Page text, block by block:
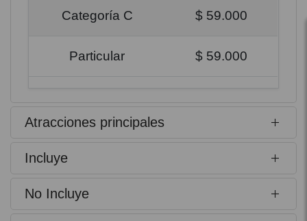
Categoría C $ 59.000
Particular $ 59.000
Atracciones principales
Incluye
No Incluye